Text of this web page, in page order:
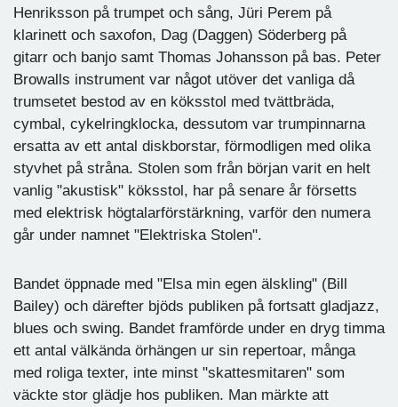
Henriksson på trumpet och sång, Jüri Perem på
klarinett och saxofon, Dag (Daggen) Söderberg på
gitarr och banjo samt Thomas Johansson på bas. Peter
Browalls instrument var något utöver det vanliga då
trumsetet bestod av en köksstol med tvättbräda,
cymbal, cykelringklocka, dessutom var trumpinnarna
ersatta av ett antal diskborstar, förmodligen med olika
styvhet på stråna. Stolen som från början varit en helt
vanlig "akustisk" köksstol, har på senare år försetts
med elektrisk högtalarförstärkning, varför den numera
går under namnet "Elektriska Stolen".
Bandet öppnade med "Elsa min egen älskling" (Bill
Bailey) och därefter bjöds publiken på fortsatt gladjazz,
blues och swing. Bandet framförde under en dryg timma
ett antal välkända örhängen ur sin repertoar, många
med roliga texter, inte minst "skattesmitaren" som
väckte stor glädje hos publiken. Man märkte att